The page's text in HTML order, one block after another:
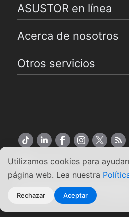
Utilizamos cookies para
página web. Lea nuestra
Rechazar Aceptar
ASUSTOR en línea
Acerca de nosotros
Otros servicios
Español
Copyright ©2026 ASUSTOR
Condiciones de uso